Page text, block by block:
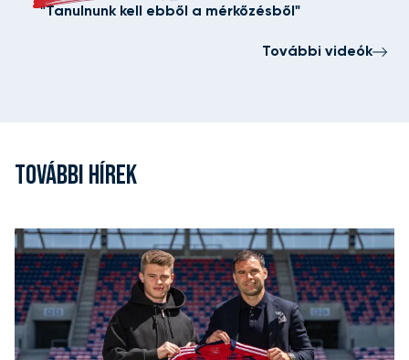
"Tanulnunk kell ebből a mérkőzésből"
További videók
TOVÁBBI HÍREK